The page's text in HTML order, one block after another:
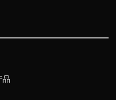
品